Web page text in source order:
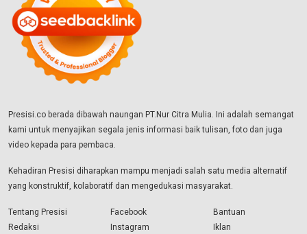
Presisi.co berada dibawah naungan PT.Nur Citra Mulia. Ini adalah semangat
kami untuk menyajikan segala jenis informasi baik tulisan, foto dan juga
video kepada para pembaca.
Kehadiran Presisi diharapkan mampu menjadi salah satu media alternatif
yang konstruktif, kolaboratif dan mengedukasi masyarakat.
Tentang Presisi
Redaksi
Facebook
Instagram
Bantuan
Iklan